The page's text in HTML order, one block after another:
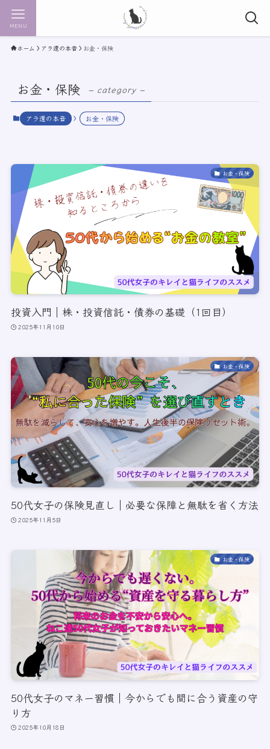
MENU
ホーム アラ還の本音 お金・保険
お金・保険 – category –
アラ還の本音 お金・保険
お金・保険
投資入門｜株・投資信託・債券の基礎（1回目）
2025年11月10日
お金・保険
50代女子の保険見直し｜必要な保障と無駄を省く方法
2025年11月5日
お金・保険
50代女子のマネー習慣｜今からでも間に合う資産の守
り方
2025年10月18日